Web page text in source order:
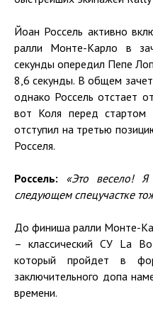
Йоан Россель активно
ралли Монте-Карло в
секунды опередил Пепе
8,6 секунды. В общем
однако Россель отстает
вот Коля перед стартом
отступил на третью
Росселя.
Россель:
«Это весело!
следующем спецучастке
До финиша ралли Монте-
– классический СУ La
который пройдет в
заключительного допа
времени.